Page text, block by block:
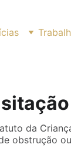
da
obstrução ou